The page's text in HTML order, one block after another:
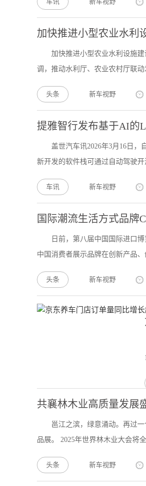
加快推进小型农业水利
加快推进小型农业水利设施
调，推动水利厅、农业农村厅联
头条 新车视野
提雅智行发布基于AI的
盖世汽车讯2026年3月16日
新开发的软件栈可通过自动驾驶
车讯 新车视野
国际潮流生活方式品牌
日前，第八届中国国际进口
中国消费者展示品牌在创新产品
头条 新车视野
共襄林木业高质量发展
邕江之滨，绿意涌动。再过
品展。 2025年世界林木业大会将
头条 新车视野